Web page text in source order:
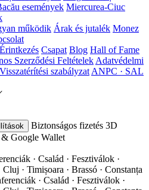
események Miercurea-Ciuc
működik Árak és jutalék Monez
Érintkezés Csapat Blog Hall of Fame
Szerződési Feltételek Adatvédelmi
Visszatérítési szabályzat ANPC · SAL
Biztonságos fizetés 3D
Google Wallet
· Család · Fesztiválok ·
· Timișoara · Brassó · Constanța
· Család · Fesztiválok ·